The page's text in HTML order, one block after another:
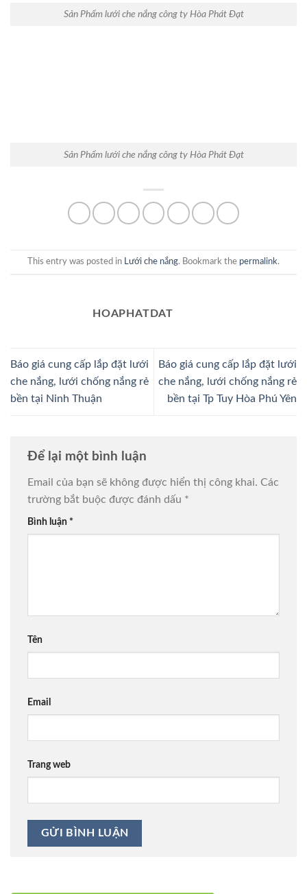
Sản Phẩm lưới che nắng công ty Hòa Phát Đạt
Sản Phẩm lưới che nắng công ty Hòa Phát Đạt
This entry was posted in Lưới che nắng. Bookmark the permalink.
HOAPHATDAT
Báo giá cung cấp lắp đặt lưới
che nắng, lưới chống nắng rẻ
bền tại Ninh Thuận
Báo giá cung cấp lắp đặt lưới
che nắng, lưới chống nắng rẻ
bền tại Tp Tuy Hòa Phú Yên
Để lại một bình luận
Email của bạn sẽ không được hiển thị công khai. Các
trường bắt buộc được đánh dấu *
Bình luận *
Tên
Email
Trang web